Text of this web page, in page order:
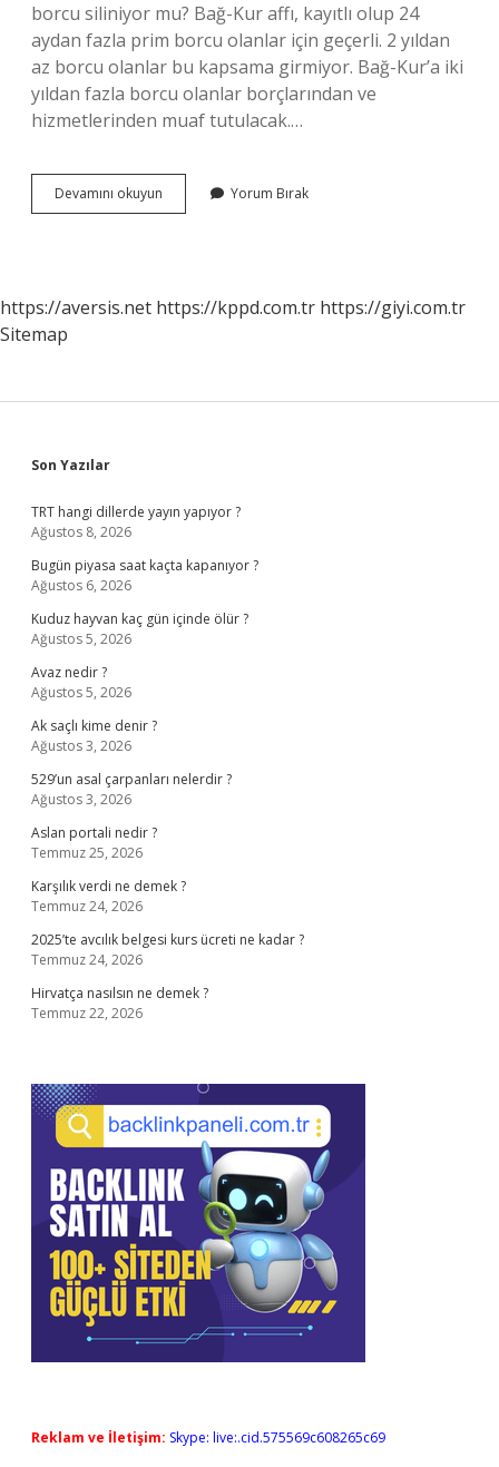
borcu siliniyor mu? Bağ-Kur affı, kayıtlı olup 24
aydan fazla prim borcu olanlar için geçerli. 2 yıldan
az borcu olanlar bu kapsama girmiyor. Bağ-Kur’a iki
yıldan fazla borcu olanlar borçlarından ve
hizmetlerinden muaf tutulacak.…
Devamını okuyun
Kur
Yorum Bırak
https://aversis.net https://kppd.com.tr https://giyi.com.tr
Sitemap
Sidebar
Son Yazılar
TRT hangi dillerde yayın yapıyor ?
Ağustos 8, 2026
Bugün piyasa saat kaçta kapanıyor ?
Ağustos 6, 2026
Kuduz hayvan kaç gün içinde ölür ?
Ağustos 5, 2026
Avaz nedir ?
Ağustos 5, 2026
Ak saçlı kime denir ?
Ağustos 3, 2026
529’un asal çarpanları nelerdir ?
Ağustos 3, 2026
Aslan portali nedir ?
Temmuz 25, 2026
Karşılık verdi ne demek ?
Temmuz 24, 2026
2025’te avcılık belgesi kurs ücreti ne kadar ?
Temmuz 24, 2026
Hirvatça nasılsın ne demek ?
Temmuz 22, 2026
Reklam ve İletişim: Skype: live:.cid.575569c608265c69